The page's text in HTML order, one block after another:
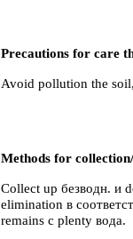
Precautions for care
Avoid pollution the
Methods for
Collect up безводн. и
elimination в
remains с plenty вода.